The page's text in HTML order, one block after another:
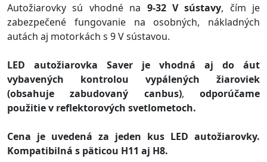
Autožiarovky sú vhodné na 9-32 V sústavy, čím je
zabezpečené fungovanie na osobných, nákladných
autách aj motorkách s 9 V sústavou.
LED autožiarovka Saver je vhodná aj do áut
vybavených kontrolou vypálených žiaroviek
(obsahuje zabudovaný canbus),odporúčame
použitie v reflektorových svetlometoch.
Cena je uvedená za jeden kus LED autožiarovky.
Kompatibilná s päticou H11 aj H8.